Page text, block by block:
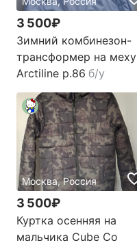
3 500₽
Зимний комбинезон-
трансформер на меху
Arctiline р.86 б/у
Москва, Россия
3 500₽
Куртка осенняя на
мальчика Cube Co